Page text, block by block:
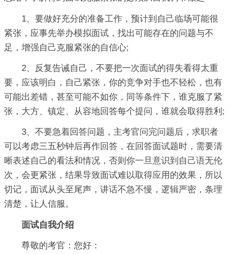
1、要做好充分的准备工作，预计到自己临场可能很
紧张，应事先举办模拟面试，找出可能存在的问题与不
足，增强自己克服紧张的自信心;
2、反复告诫自己，不要把一次面试的得失看得太重
要，应该明白，自己紧张，你的竞争对手也不轻松，也有
可能出差错，甚至可能不如你，同等条件下，谁克服了紧
张，大方、镇定、从容地回答每个提问，谁就会取得胜利;
3、不要急着回答问题，主考官问完问题后，求职者
可以考虑三五秒钟后再作回答，在回答面试题时，需要清
晰表述自己的看法和情况，否则你一旦意识到自己语无伦
次，会更紧张，结果导致面试难以取得应用的效果，所以
切记，面试从头至尾声，讲话不急不慢，逻辑严密，条理
清楚，让人信服。
面试自我介绍
尊敬的考官：您好：